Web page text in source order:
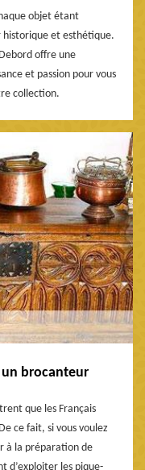
objet étant
historique et esthétique.
offre une
et passion pour vous
collection.
un brocanteur
que les Français
ce fait, si vous voulez
à la préparation de
d’exploiter les pique-